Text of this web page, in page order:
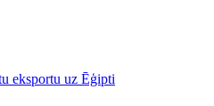
eksportu uz Ēģipti